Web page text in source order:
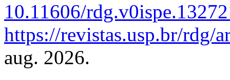
10.11606/
https://revistas.usp.br/rdg/
aug. 2026.